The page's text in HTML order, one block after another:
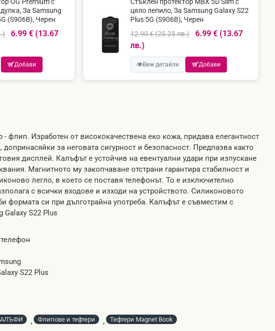
За Samsung
(S906B), Черен
6.99 € (13.67
Добави
цяло лепило, За Samsung Galaxy S22
Plus 5G (S906B), Черен
12.90 € (25.23 лв.)
6.99 € (13.67
лв.)
Виж детайли Добави
- флип. Изработен от висококачествена еко кожа, придава елегантност
за неговата сигурност и безопасност. Предпазва както
дисплей. Калъфът е устойчив на евентуални удари при изпускане
Магнитното му закопчаване отстрани гарантира стабилност и
легло, в което се поставя телефонът. То е изключително
с всички входове и изходи на устройството. Силиконовото
формата си при дълготрайна употреба. Калъфът е съвместим с
Galaxy S22 Plus
S22 Plus
, Флипове и тефтери , Тефтери Magnet Book